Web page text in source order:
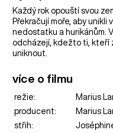
Každý rok opouští svou
Překračují moře, aby unikli
nedostatku a hurikánům.
odcházejí, kdežto ti, kteří
uniknout.
více o filmu
režie:
Marius
producent:
Marius
střih: